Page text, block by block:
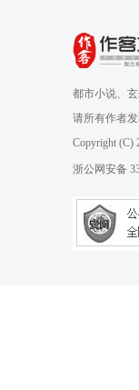
都市小说、
请所有作者
Copyright (C)
浙公网安备